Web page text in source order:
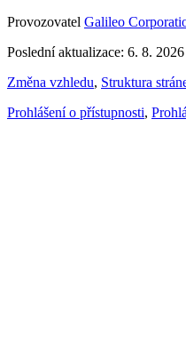
Provozovatel Galileo
Poslední aktualizace: 6. 8. 2026
Změna vzhledu, Struktura
Prohlášení o přístupnosti,